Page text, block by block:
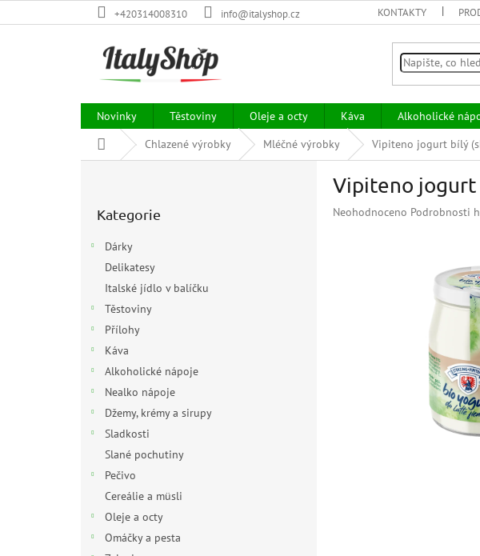
na
+420314008310 info@italyshop.cz KONTAKTY
Novinky Těstoviny Oleje a octy Káva Alkoholické
Domů Chlazené výrobky Mléčné výrobky Vipiteno jogurt bílý
kategorie
Kategorie
Dárky
Delikatesy
Italské jídlo v balíčku
Těstoviny
Přílohy
Káva
Alkoholické nápoje
Nealko nápoje
Džemy, krémy a sirupy
Sladkosti
Slané pochutiny
Pečivo
Cereálie a müsli
Oleje a octy
Omáčky a pesta
Vipiteno jogurt
Průměrné
Neohodnoceno Podrobnosti